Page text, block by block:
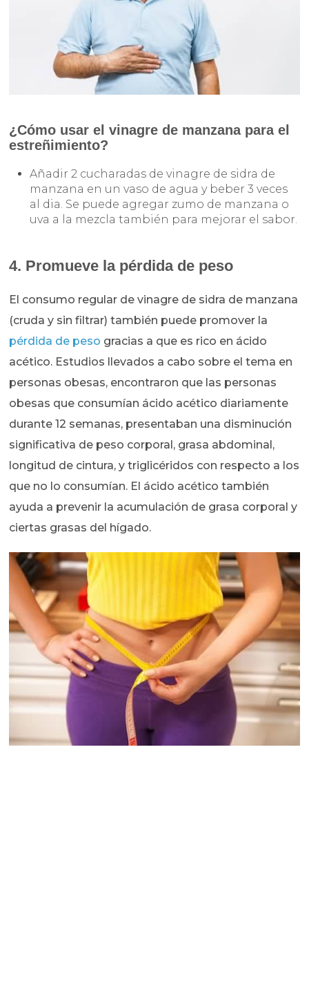
¿Cómo usar el vinagre de manzana para el
estreñimiento?
Añadir 2 cucharadas de vinagre de sidra de
manzana en un vaso de agua y beber 3 veces
al dia. Se puede agregar zumo de manzana o
uva a la mezcla también para mejorar el sabor.
4. Promueve la pérdida de peso
El consumo regular de vinagre de sidra de manzana
(cruda y sin filtrar) también puede promover la
pérdida de peso gracias a que es rico en ácido
acético. Estudios llevados a cabo sobre el tema en
personas obesas, encontraron que las personas
obesas que consumían ácido acético diariamente
durante 12 semanas, presentaban una disminución
significativa de peso corporal, grasa abdominal,
longitud de cintura, y triglicéridos con respecto a los
que no lo consumían. El ácido acético también
ayuda a prevenir la acumulación de grasa corporal y
ciertas grasas del hígado.